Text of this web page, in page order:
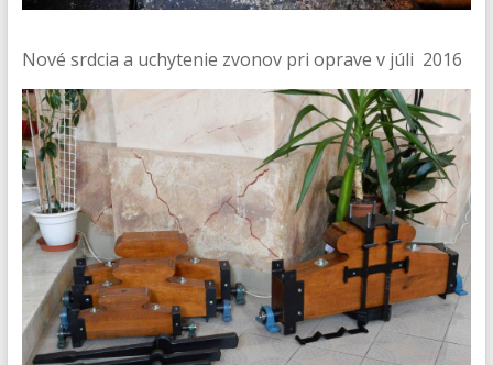
Nové srdcia a uchytenie zvonov pri oprave v júli 2016